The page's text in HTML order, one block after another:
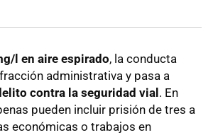
l en aire espirado, la conducta
administrativa y pasa a
contra la seguridad vial. En
pueden incluir prisión de tres a
económicas o trabajos en